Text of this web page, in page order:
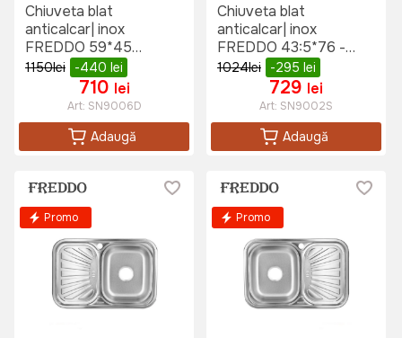
Chiuveta blat
anticalcar| inox
FREDDO 59*45
SN9006D
1150lei -440 lei
710 lei
Art: SN9006D
Adaugă
Chiuveta blat
anticalcar| inox
FREDDO 43:5*76 -
0:6(304) E SN9002S
1024lei -295 lei
729 lei
Art: SN9002S
Adaugă
Promo Promo